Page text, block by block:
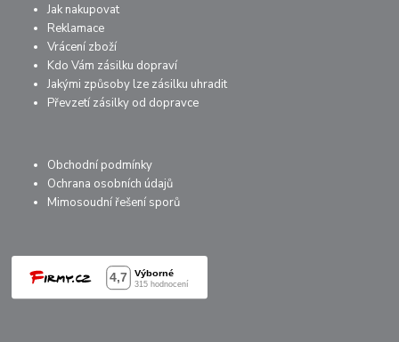
Jak nakupovat
Reklamace
Vrácení zboží
Kdo Vám zásilku dopraví
Jakými způsoby lze zásilku uhradit
Převzetí zásilky od dopravce
Obchodní podmínky
Ochrana osobních údajů
Mimosoudní řešení sporů